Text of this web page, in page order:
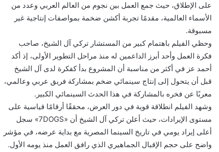
على الإطلاق، حيث جمع العمل بين نجوم من العالم العربي وعدد من
الأسماء العالمية، مقدمًا تجربة أكشن ضخمة بمواصفات إنتاجية غير
مسبوقة.
وحظي الفيلم باهتمام كبير من المستشار تركي آل الشيخ، صاحب
فكرة العمل وأحد أبرز الداعمين له منذ مراحل التطوير الأولى، إذ أكد
أحمد عز في أكثر من مناسبة أن المشروع بدأ كفكرة لدى آل الشيخ
قبل أن يتحول إلى إنتاج سينمائي ضخم بمشاركة فريق عربي وعالمي،
معربًا عن فخره بالمشاركة في هذا الحدث السينمائي الكبير.
وشهد الفيلم انطلاقة قوية في دور العرض، محققًا أرقامًا قياسية على
مستوى الإيرادات، حيث أعلن تركي آل الشيخ أن «7DOGS» سجل
أعلى إيراد يومي في تاريخ السينما المصرية مع بداية عرضه، في مؤشر
واضح على حجم الإقبال الجماهيري الذي رافق العمل منذ يومه الأول.